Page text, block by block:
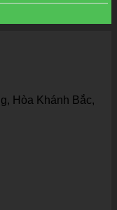
Hòa Khánh Bắc,